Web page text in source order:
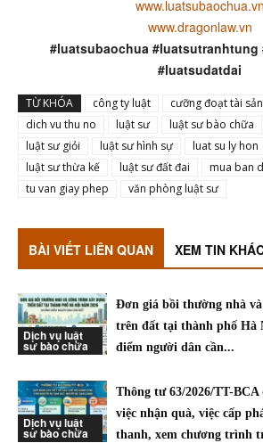
www.luatsubaochua.vn
www.dragonlaw.vn
#luatsubaochua
#luatsudatdai
TỪ KHÓA công ty luật cưỡng đoạt tài sản
dich vu thu no
luật sư luật sư bào chữa
luật sư giỏi
luật sư hình sự luat su ly hon
luật sư thừa kế
luật sư đất đai
mua ban
tu van giay phep
văn phòng luật sư
BÀI VIẾT LIÊN QUAN XEM TIN
Dịch vụ luật
sư bào chữa
Đơn giá bồi thường nhà
trên đất tại thành phố Hà
điểm người dân cần...
Dịch vụ luật
sư bào chữa
Thông tư 63/2026/TT-
việc nhận quà, việc cấp
thanh, xem chương trình